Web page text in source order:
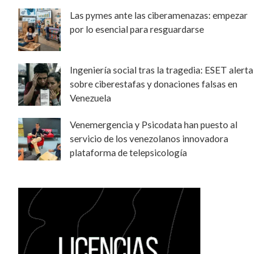
Las pymes ante las ciberamenazas: empezar
por lo esencial para resguardarse
Ingeniería social tras la tragedia: ESET alerta
sobre ciberestafas y donaciones falsas en
Venezuela
Venemergencia y Psicodata han puesto al
servicio de los venezolanos innovadora
plataforma de telepsicología